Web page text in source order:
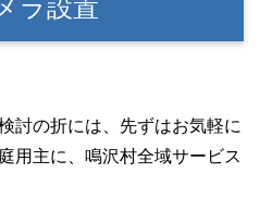
ラ設置
討の折には、先ずはお気軽に
用主に、鳴沢村全域サービス